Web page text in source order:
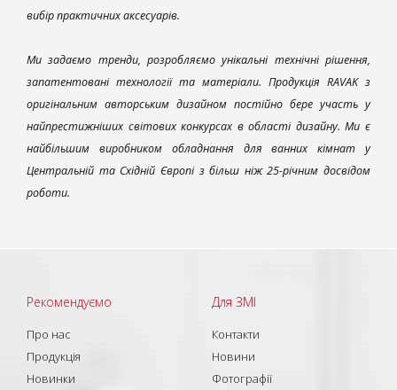
вибір практичних аксесуарів.
Ми задаємо тренди, розробляємо унікальні технічні рішення,
запатентовані технології та матеріали. Продукція RAVAK з
оригінальним авторським дизайном постійно бере участь у
найпрестижніших світових конкурсах в області дизайну. Ми є
найбільшим виробником обладнання для ванних кімнат у
Центральній та Східній Європі з більш ніж 25-річним досвідом
роботи.
Рекомендуємо
Про нас
Продукція
Новинки
Для ЗМІ
Контакти
Новини
Фотографії